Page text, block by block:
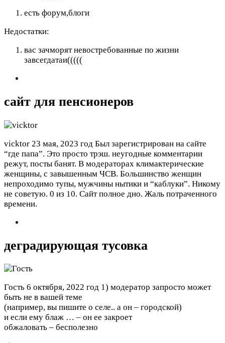
есть форум,блоги
Недостатки:
вас зачморят невостребованные по жизни
завсегдатаи(((((
сайт для пенсионеров
vicktor 23 мая, 2023 год Был зарегистрирован на сайте
“где папа”. Это просто трэш. неугодные комментарии
режут, посты банят. В модераторах климактерические
женщины, с завышенным ЧСВ. Большинство женщин
непроходимо тупы, мужчины нытики и “каблуки”. Никому
не советую. 0 из 10. Сайт полное дно. Жаль потраченного
времени.
деградирующая тусовка
Гость 6 октября, 2022 год 1) модератор запросто может
быть не в вашей теме
(например, вы пишите о селе.. а он – городской)
и если ему блаж … – он ее закроет
обжаловать – бесполезно